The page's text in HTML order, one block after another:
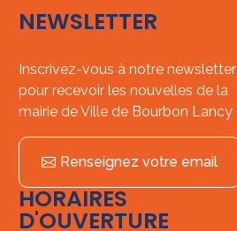
NEWSLETTER
Inscrivez-vous à notre newsletter
pour recevoir les nouvelles de la
mairie de Ville de Bourbon Lancy
Renseignez votre email
HORAIRES
D'OUVERTURE